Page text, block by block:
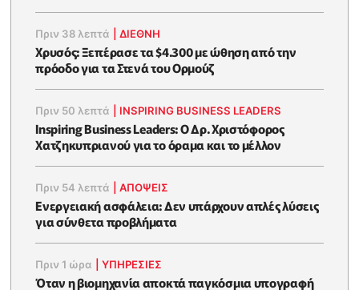
Πριν 38 λεπτά |ΔΙΕΘΝΗ
Χρυσός: Ξεπέρασε τα $4.300 με ώθηση από την
πρόοδο για τα Στενά του Ορμούζ
Πριν 50 λεπτά INSPIRING BUSINESS LEADERS
Inspiring Business Leaders: Ο Δρ. Χριστόφορος
Χατζηκυπριανού για το όραμα και το μέλλον
Πριν 54 λεπτά |ΑΠΌΨΕΙΣ
Ενεργειακή ασφάλεια: Δεν υπάρχουν απλές λύσεις
για σύνθετα προβλήματα
Πριν 1 ώρα |ΥΠΗΡΕΣΙΕΣ
Όταν η βιομηχανία αποκτά παγκόσμια υπογραφή